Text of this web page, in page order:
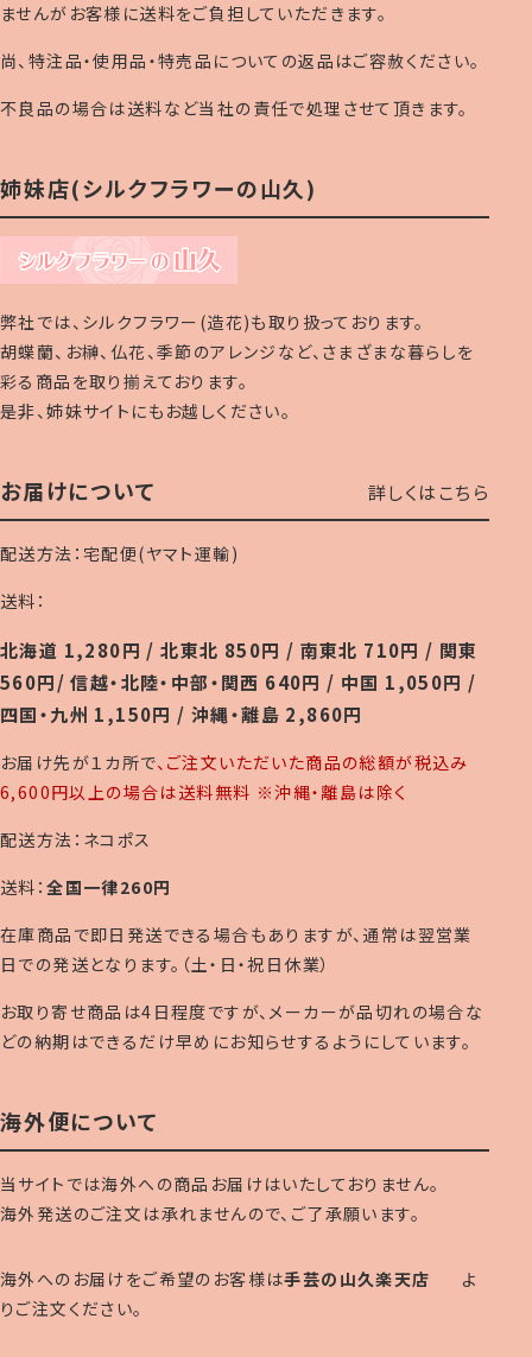
ませんがお客様に送料をご負担していただきます。
尚、特注品・使用品・特売品についての返品はご容赦ください。
不良品の場合は送料など当社の責任で処理させて頂きます。
姉妹店(シルクフラワーの山久)
弊社では、シルクフラワー(造花)も取り扱っております。
胡蝶蘭、お榊、仏花、季節のアレンジなど、さまざまな暮らしを
彩る商品を取り揃えております。
是非、姉妹サイトにもお越しください。
お届けについて 詳しくはこちら
配送方法：宅配便(ヤマト運輸)
送料：
北海道 1,280円 / 北東北 850円 / 南東北 710円 / 関東
560円/ 信越・北陸・中部・関西 640円 / 中国 1,050円 /
四国・九州 1,150円 / 沖縄・離島 2,860円
お届け先が１カ所で、ご注文いただいた商品の総額が税込み
6,600円以上の場合は送料無料 ※沖縄・離島は除く
配送方法：ネコポス
送料：全国一律260円
在庫商品で即日発送できる場合もありますが、通常は翌営業
日での発送となります。（土・日・祝日休業）
お取り寄せ商品は4日程度ですが、メーカーが品切れの場合な
どの納期はできるだけ早めにお知らせするようにしています。
海外便について
当サイトでは海外への商品お届けはいたしておりません。
海外発送のご注文は承れませんので、ご了承願います。
海外へのお届けをご希望のお客様は手芸の山久楽天店
よ
りご注文ください。